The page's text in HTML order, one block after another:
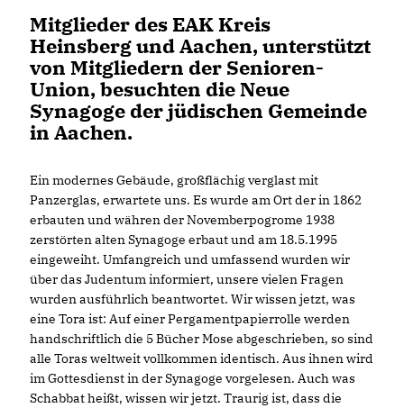
Mitglieder des EAK Kreis
Heinsberg und Aachen, unterstützt
von Mitgliedern der Senioren-
Union, besuchten die Neue
Synagoge der jüdischen Gemeinde
in Aachen.
Ein modernes Gebäude, großflächig verglast mit
Panzerglas, erwartete uns. Es wurde am Ort der in 1862
erbauten und währen der Novemberpogrome 1938
zerstörten alten Synagoge erbaut und am 18.5.1995
eingeweiht. Umfangreich und umfassend wurden wir
über das Judentum informiert, unsere vielen Fragen
wurden ausführlich beantwortet. Wir wissen jetzt, was
eine Tora ist: Auf einer Pergamentpapierrolle werden
handschriftlich die 5 Bücher Mose abgeschrieben, so sind
alle Toras weltweit vollkommen identisch. Aus ihnen wird
im Gottesdienst in der Synagoge vorgelesen. Auch was
Schabbat heißt, wissen wir jetzt. Traurig ist, dass die